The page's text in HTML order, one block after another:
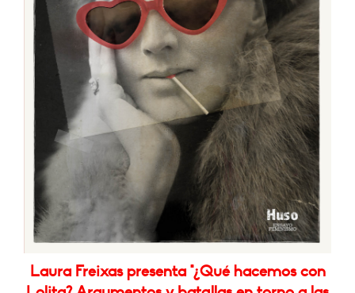
Laura Freixas presenta "¿Qué hacemos con